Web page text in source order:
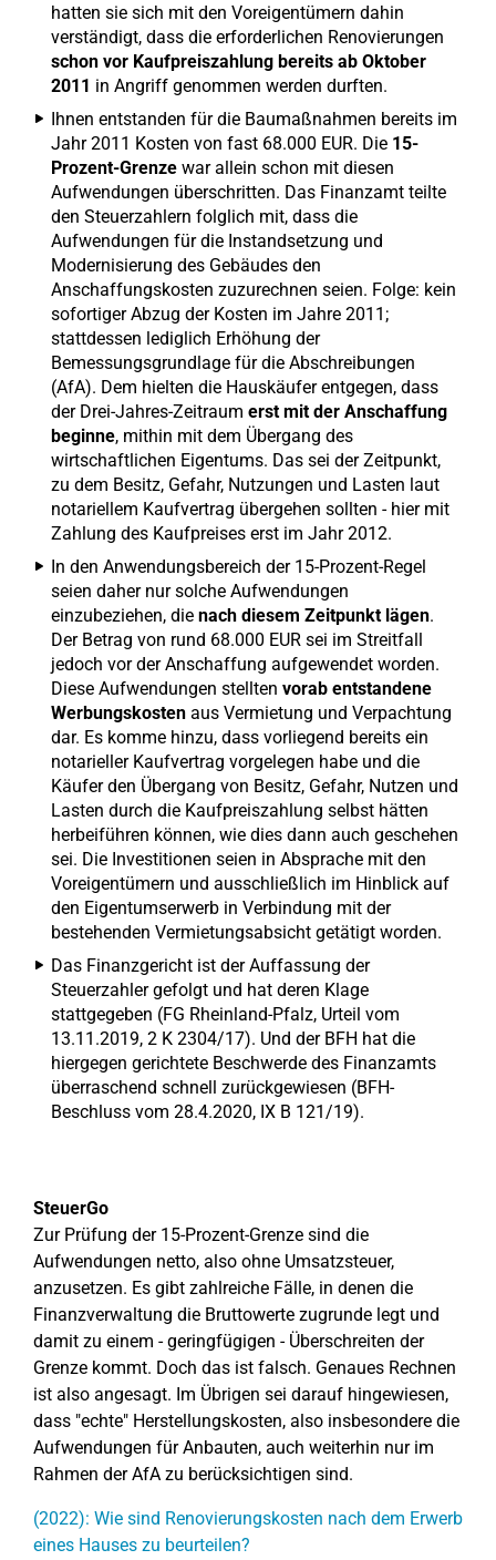
hatten sie sich mit den Voreigentümern dahin
verständigt, dass die erforderlichen Renovierungen
schon vor Kaufpreiszahlung bereits ab Oktober
2011 in Angriff genommen werden durften.
Ihnen entstanden für die Baumaßnahmen bereits im
Jahr 2011 Kosten von fast 68.000 EUR. Die 15-
Prozent-Grenze war allein schon mit diesen
Aufwendungen überschritten. Das Finanzamt teilte
den Steuerzahlern folglich mit, dass die
Aufwendungen für die Instandsetzung und
Modernisierung des Gebäudes den
Anschaffungskosten zuzurechnen seien. Folge: kein
sofortiger Abzug der Kosten im Jahre 2011;
stattdessen lediglich Erhöhung der
Bemessungsgrundlage für die Abschreibungen
(AfA). Dem hielten die Hauskäufer entgegen, dass
der Drei-Jahres-Zeitraum erst mit der Anschaffung
beginne, mithin mit dem Übergang des
wirtschaftlichen Eigentums. Das sei der Zeitpunkt,
zu dem Besitz, Gefahr, Nutzungen und Lasten laut
notariellem Kaufvertrag übergehen sollten - hier mit
Zahlung des Kaufpreises erst im Jahr 2012.
In den Anwendungsbereich der 15-Prozent-Regel
seien daher nur solche Aufwendungen
einzubeziehen, die nach diesem Zeitpunkt lägen.
Der Betrag von rund 68.000 EUR sei im Streitfall
jedoch vor der Anschaffung aufgewendet worden.
Diese Aufwendungen stellten vorab entstandene
Werbungskosten aus Vermietung und Verpachtung
dar. Es komme hinzu, dass vorliegend bereits ein
notarieller Kaufvertrag vorgelegen habe und die
Käufer den Übergang von Besitz, Gefahr, Nutzen und
Lasten durch die Kaufpreiszahlung selbst hätten
herbeiführen können, wie dies dann auch geschehen
sei. Die Investitionen seien in Absprache mit den
Voreigentümern und ausschließlich im Hinblick auf
den Eigentumserwerb in Verbindung mit der
bestehenden Vermietungsabsicht getätigt worden.
Das Finanzgericht ist der Auffassung der
Steuerzahler gefolgt und hat deren Klage
stattgegeben (FG Rheinland-Pfalz, Urteil vom
13.11.2019, 2 K 2304/17). Und der BFH hat die
hiergegen gerichtete Beschwerde des Finanzamts
überraschend schnell zurückgewiesen (BFH-
Beschluss vom 28.4.2020, IX B 121/19).
SteuerGo
Zur Prüfung der 15-Prozent-Grenze sind die
Aufwendungen netto, also ohne Umsatzsteuer,
anzusetzen. Es gibt zahlreiche Fälle, in denen die
Finanzverwaltung die Bruttowerte zugrunde legt und
damit zu einem - geringfügigen - Überschreiten der
Grenze kommt. Doch das ist falsch. Genaues Rechnen
ist also angesagt. Im Übrigen sei darauf hingewiesen,
dass "echte" Herstellungskosten, also insbesondere die
Aufwendungen für Anbauten, auch weiterhin nur im
Rahmen der AfA zu berücksichtigen sind.
(2022): Wie sind Renovierungskosten nach dem Erwerb
eines Hauses zu beurteilen?